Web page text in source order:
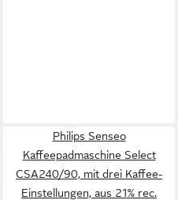
Philips Senseo
Kaffeepadmaschine Select
CSA240/90, mit drei Kaffee-
Einstellungen, aus 21% rec.